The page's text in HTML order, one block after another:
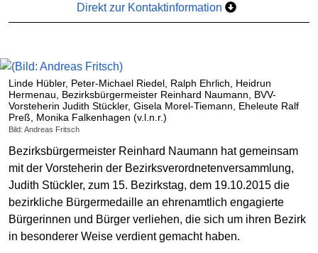
Direkt zur Kontaktinformation
Linde Hübler, Peter-Michael Riedel, Ralph Ehrlich, Heidrun
Hermenau, Bezirksbürgermeister Reinhard Naumann, BVV-
Vorsteherin Judith Stückler, Gisela Morel-Tiemann, Eheleute Ralf
Preß, Monika Falkenhagen (v.l.n.r.)
Bild: Andreas Fritsch
Bezirksbürgermeister Reinhard Naumann hat gemeinsam
mit der Vorsteherin der Bezirksverordnetenversammlung,
Judith Stückler, zum 15. Bezirkstag, dem 19.10.2015 die
bezirkliche Bürgermedaille an ehrenamtlich engagierte
Bürgerinnen und Bürger verliehen, die sich um ihren Bezirk
in besonderer Weise verdient gemacht haben.